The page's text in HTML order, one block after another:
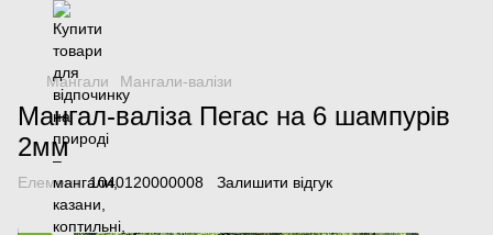
Мангали Мангали-валізи
Мангал-валіза Пегас на 6 шампурів
2мм
Елемент:1040120000008 Залишити відгук